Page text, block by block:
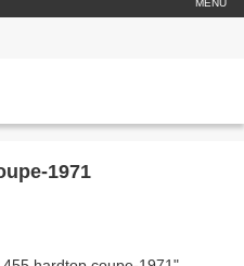
MENU
1971